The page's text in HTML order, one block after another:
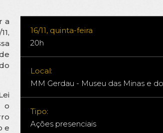
a
o
e
16/11, quinta-feira
20h
Local:
MM Gerdau - Museu das Minas e
Tipo:
Ações presenciais